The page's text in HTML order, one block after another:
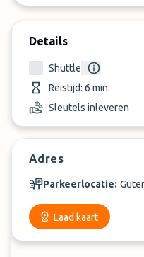
Details
Shuttle
Reistijd: 6 min.
Sleutels inleveren
Adres
Parkeerlocatie:
Laad kaart